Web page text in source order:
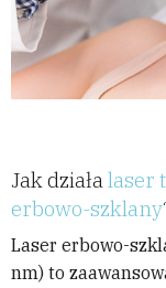
Jak działalaser
erbowo-szklany
Laser erbowo-
nm) to